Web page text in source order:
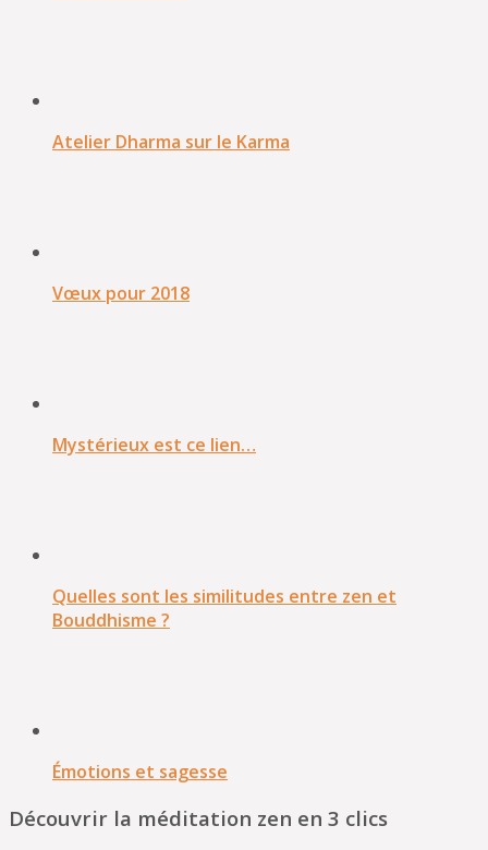
Atelier Dharma sur le Karma
Vœux pour 2018
Mystérieux est ce lien…
Quelles sont les similitudes entre zen et
Bouddhisme ?
Émotions et sagesse
Découvrir la méditation zen en 3 clics